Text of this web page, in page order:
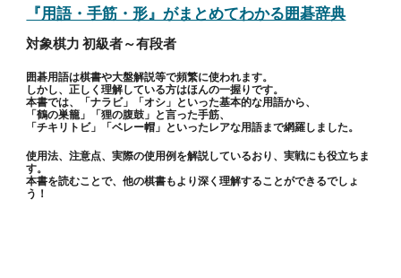
『用語・手筋・形』がまとめてわかる囲碁辞典
対象棋力 初級者～有段者
囲碁用語は棋書や大盤解説等で頻繁に使われます。
しかし、正しく理解している方はほんの一握りです。
本書では、「ナラビ」「オシ」といった基本的な用語から、
「鶴の巣籠」「狸の腹鼓」と言った手筋、
「チキリトビ」「ベレー帽」といったレアな用語まで網羅しました。
使用法、注意点、実際の使用例を解説しているおり、実戦にも役立ちま
す。
本書を読むことで、他の棋書もより深く理解することができるでしょ
う！